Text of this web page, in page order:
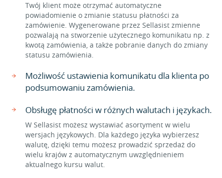
Twój klient może otrzymać automatyczne
powiadomienie o zmianie statusu płatności za
zamówienie. Wygenerowane przez Sellasist zmienne
pozwalają na stworzenie użytecznego komunikatu np. z
kwotą zamówienia, a także pobranie danych do zmiany
statusu zamówienia.
Możliwość ustawienia komunikatu dla klienta po
podsumowaniu zamówienia.
Obsługę płatności w różnych walutach i językach.
W Sellasist możesz wystawiać asortyment w wielu
wersjach językowych. Dla każdego języka wybierzesz
walutę, dzięki temu możesz prowadzić sprzedaż do
wielu krajów z automatycznym uwzględnieniem
aktualnego kursu walut.